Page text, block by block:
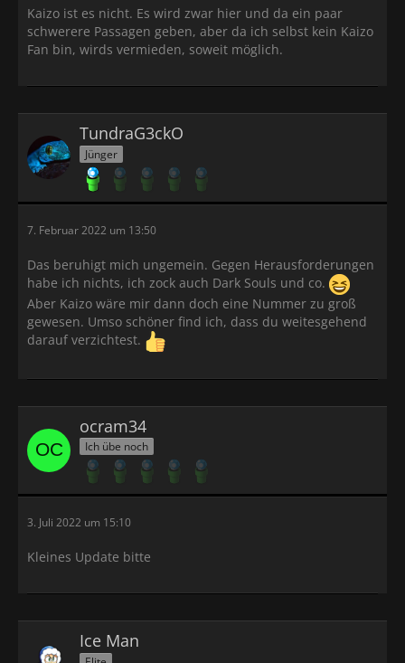
Kaizo ist es nicht. Es wird zwar hier und da ein paar
schwerere Passagen geben, aber da ich selbst kein Kaizo
Fan bin, wirds vermieden, soweit möglich.
TundraG3ckO
Jünger
7. Februar 2022 um 13:50
Das beruhigt mich ungemein. Gegen Herausforderungen
habe ich nichts, ich zock auch Dark Souls und co.
Aber Kaizo wäre mir dann doch eine Nummer zu groß
gewesen. Umso schöner find ich, dass du weitesgehend
darauf verzichtest.
ocram34
Ich übe noch
3. Juli 2022 um 15:10
Kleines Update bitte
Ice Man